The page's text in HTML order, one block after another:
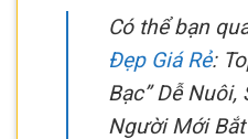
Có thể bạn
Đẹp Giá Rẻ:
Bạc” Dễ Nuôi,
Người Mới